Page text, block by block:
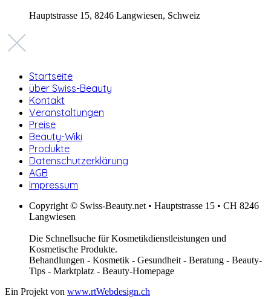
Hauptstrasse 15, 8246 Langwiesen, Schweiz
Startseite
über Swiss-Beauty
Kontakt
Veranstaltungen
Preise
Beauty-Wiki
Produkte
Datenschutzerklärung
AGB
Impressum
Copyright © Swiss-Beauty.net • Hauptstrasse 15 • CH 8246
Langwiesen
Die Schnellsuche für Kosmetikdienstleistungen und
Kosmetische Produkte.
Behandlungen - Kosmetik - Gesundheit - Beratung - Beauty-
Tips - Marktplatz - Beauty-Homepage
Ein Projekt von www.rtWebdesign.ch